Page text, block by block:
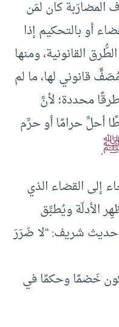
المضارَبة كان لمَن
أو بالتحكيم إذا
القانونية، ومنها
قانوني لها، ما لم
محددة؛ لأنَّ
أحلَّ حرامًا أو حرَّم
.
إلى القضاء الذي
الأدلّة ويُطبِّق
حديث شريف: “لا ضَرَرَ
خَصْمًا وحكمًا في